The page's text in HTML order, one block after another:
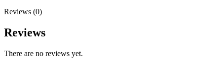
Reviews (0)
Reviews
There are no reviews yet.